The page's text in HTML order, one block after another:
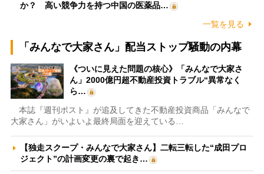
か？ 高い競争力を持つ中国の医薬品…
一覧を見る
「みんなで大家さん」配当ストップ騒動の内幕
《ついに見えた問題の核心》「みんなで大家さ
ん」2000億円超不動産投資トラブル“異常なく
ら…
本誌『週刊ポスト』が追及してきた不動産投資商品「みんなで
大家さん」がいよいよ最終局面を迎えている…
【独走スクープ・みんなで大家さん】二転三転した“成田プロ
ジェクト”の計画変更の裏で起き…